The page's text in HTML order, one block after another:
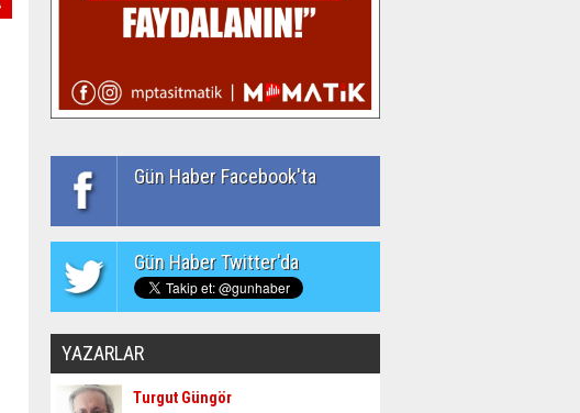
Gün Haber Facebook'ta
Gün Haber Twitter'da
YAZARLAR
Turgut Güngör